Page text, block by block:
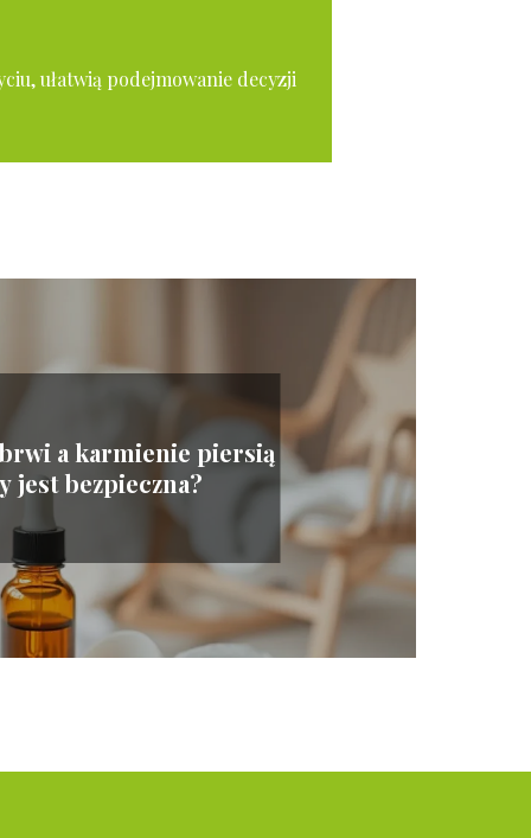
ułatwią podejmowanie decyzji
a karmienie piersią
jest bezpieczna?